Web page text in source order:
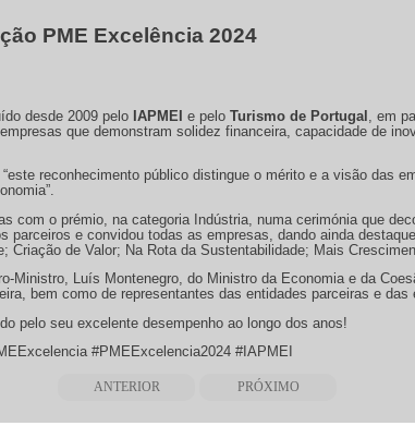
PME Excelência 2024
desde 2009 pelo IAPMEI e pelo Turismo de Portugal
, em
que demonstram solidez financeira, capacidade de
reconhecimento público distingue o mérito e a visão das
com o prémio, na categoria Indústria, numa cerimónia que
parceiros e convidou todas as empresas, dando ainda
de Valor; Na Rota da Sustentabilidade; Mais
Ministro, Luís Montenegro, do Ministro da Economia e da
bem como de representantes das entidades parceiras e das
pelo seu excelente desempenho ao longo dos anos!
#PMEExcelencia2024 #IAPMEI
ANTERIOR PRÓXIMO